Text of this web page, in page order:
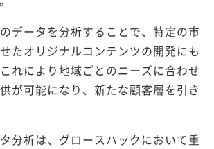
データを分析することで、特定の市
たオリジナルコンテンツの開発にも
れにより地域ごとのニーズに合わせ
が可能になり、新たな顧客層を引き
分析は、グロースハックにおいて重